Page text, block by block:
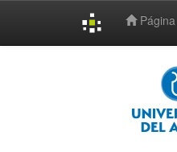
Página